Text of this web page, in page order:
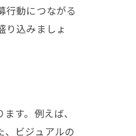
行動につながる
り込みましょ
す。例えば、
、ビジュアルの